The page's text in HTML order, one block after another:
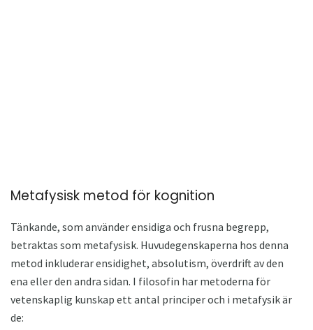
Metafysisk metod för kognition
Tänkande, som använder ensidiga och frusna begrepp,
betraktas som metafysisk. Huvudegenskaperna hos denna
metod inkluderar ensidighet, absolutism, överdrift av den
ena eller den andra sidan. I filosofin har metoderna för
vetenskaplig kunskap ett antal principer och i metafysik är
de: